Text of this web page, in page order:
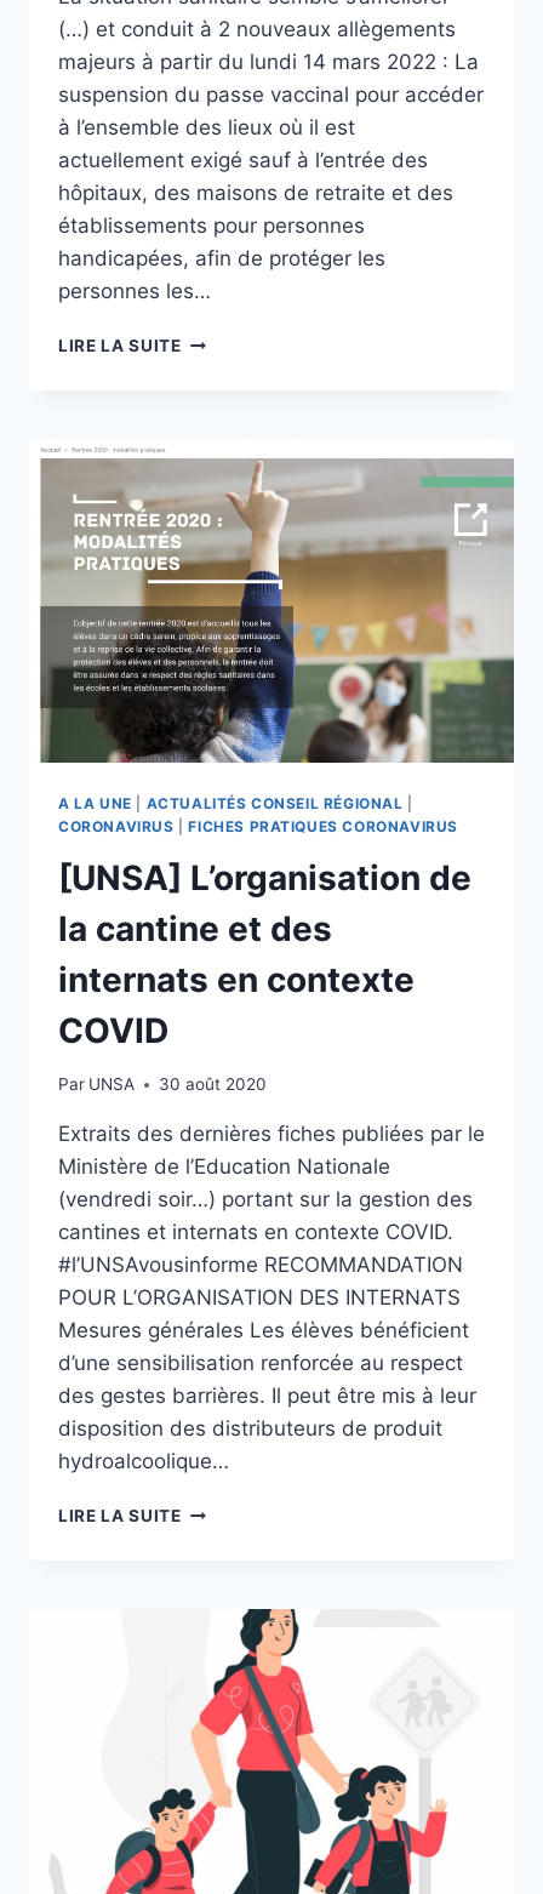
(…) et conduit à 2 nouveaux allègements
majeurs à partir du lundi 14 mars 2022 : La
suspension du passe vaccinal pour accéder
à l’ensemble des lieux où il est
actuellement exigé sauf à l’entrée des
hôpitaux, des maisons de retraite et des
établissements pour personnes
handicapées, afin de protéger les
personnes les…
LIRE LA SUITE14
MAJEURS
DES
CONTRAINTES
SANITAIRES
#COVID-
A LA UNE ACTUALITÉS CONSEIL RÉGIONAL
CORONAVIRUS |FICHES PRATIQUES CORONAVIRUS
[UNSA] L’organisation de
la cantine et des
internats en contexte
COVID
Par UNSA 30 août 2020
Extraits des dernières fiches publiées par le
Ministère de l’Education Nationale
(vendredi soir…) portant sur la gestion des
cantines et internats en contexte COVID.
#l’UNSAvousinforme RECOMMANDATION
POUR L’ORGANISATION DES INTERNATS
Mesures générales Les élèves bénéficient
d’une sensibilisation renforcée au respect
des gestes barrières. Il peut être mis à leur
disposition des distributeurs de produit
hydroalcoolique…
LIRE LA SUITE[UNSA]
CANTINE
INTERNATS
EN
CONTEXTE
COVID